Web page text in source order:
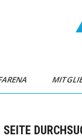
SEITE